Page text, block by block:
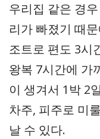
우리집 같은 경
리가 빠졌기 때
조트로 편도 3시
왕복 7시간에 가
이 생겨서 1박 2
차주, 피주로 미
날 수 있다.